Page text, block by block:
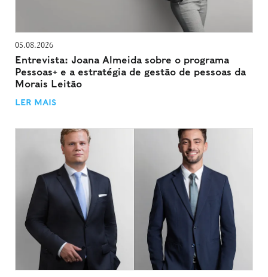
05.08.2026
Entrevista: Joana Almeida sobre o programa
Pessoas+ e a estratégia de gestão de pessoas da
Morais Leitão
LER MAIS